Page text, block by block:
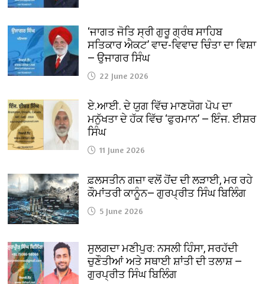
‘ਜਾਗਤ ਜੋਤਿ ਸ੍ਰੀ ਗੁਰੂ ਗ੍ਰੰਥ ਸਾਹਿਬ
ਸਤਿਕਾਰ ਐਕਟ’ ਵਾਦ-ਵਿਵਾਦ ਚਿੰਤਾ ਦਾ ਵਿਸ਼ਾ
— ਉਜਾਗਰ ਸਿੰਘ
22 June 2026
ਏ.ਆਈ. ਦੇ ਯੁਗ ਵਿੱਚ ਮਾਣਯੋਗ ਪੋਪ ਦਾ
ਮਨੁੱਖਤਾ ਦੇ ਹੱਕ ਵਿੱਚ ‘ਫੁਰਮਾਨ’ — ਇੰਜ. ਈਸ਼ਰ
ਸਿੰਘ
11 June 2026
ਫ਼ਲਸਤੀਨ ਗਜ਼ਾ ਵਲੋਂ ਹੋਂਦ ਦੀ ਲੜਾਈ, ਮਰ ਰਹੇ
ਕੌਮਾਂਤਰੀ ਕਾਨੂੰਨ— ਗੁਰਪ੍ਰੀਤ ਸਿੰਘ ਬਿਲਿੰਗ
5 June 2026
ਸੁਲਗਦਾ ਮਣੀਪੁਰ: ਨਸਲੀ ਹਿੰਸਾ, ਸਰਹੱਦੀ
ਚੁਣੌਤੀਆਂ ਅਤੇ ਸਥਾਈ ਸ਼ਾਂਤੀ ਦੀ ਤਲਾਸ਼ —
ਗੁਰਪ੍ਰੀਤ ਸਿੰਘ ਬਿਲਿੰਗ